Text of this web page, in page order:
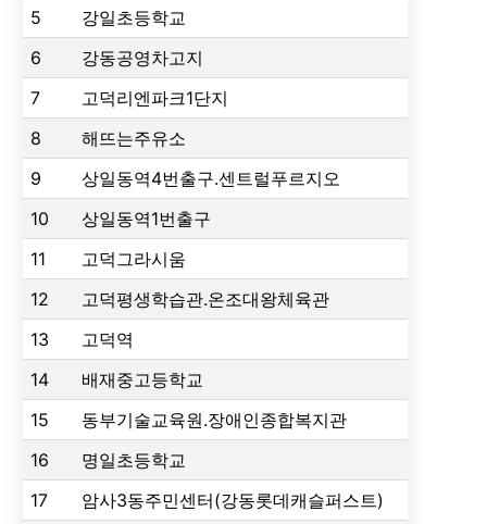
5
강일초등학교
6
강동공영차고지
7
고덕리엔파크1단지
8
해뜨는주유소
9
상일동역4번출구.센트럴푸르지오
10
상일동역1번출구
11
고덕그라시움
12
고덕평생학습관.온조대왕체육관
13
고덕역
14
배재중고등학교
15
동부기술교육원.장애인종합복지관
16
명일초등학교
17
암사3동주민센터(강동롯데캐슬퍼스트)